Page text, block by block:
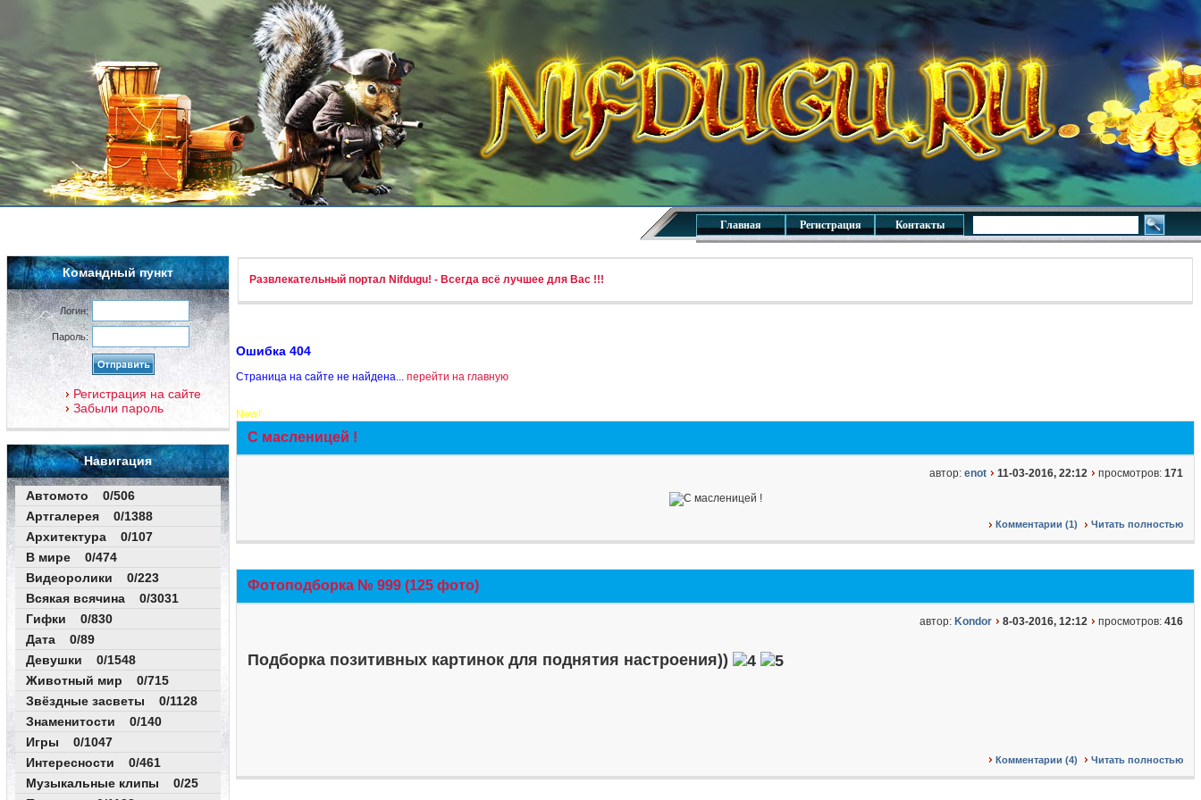
Главная Регистрация Контакты
Командный пункт
Логин:
Пароль:
Регистрация на сайте
Забыли пароль
Навигация
Автомото 0/506
Артгалерея 0/1388
Архитектура 0/107
В мире 0/474
Видеоролики 0/223
Всякая всячина 0/3031
Гифки 0/830
Дата 0/89
Девушки 0/1548
Животный мир 0/715
Звёздные засветы 0/1128
Знаменитости 0/140
Игры 0/1047
Интересности 0/461
Музыкальные клипы 0/25
Развлекательный портал Nifdugu! - Всегда всё лучшее для Вас !!!
Ошибка 404
Страница на сайте не найдена... перейти на главную
New!
С масленицей !
автор: enot 11-03-2016, 22:12 просмотров: 171
Комментарии (1) Читать полностью
Фотоподборка № 999 (125 фото)
автор: Kondor 8-03-2016, 12:12 просмотров: 416
Подборка позитивных картинок для поднятия настроения))
Комментарии (4) Читать полностью